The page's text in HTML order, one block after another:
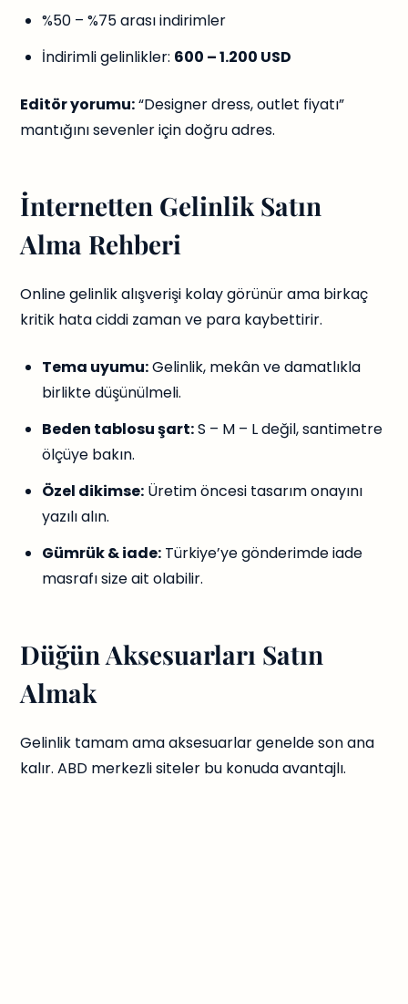
%50 – %75 arası indirimler
İndirimli gelinlikler: 600 – 1.200 USD
Editör yorumu:“Designer dress, outlet fiyatı”
mantığını sevenler için doğru adres.
İnternetten Gelinlik Satın
Alma Rehberi
Online gelinlik alışverişi kolay görünür ama birkaç
kritik hata ciddi zaman ve para kaybettirir.
Tema uyumu:Gelinlik, mekân ve damatlıkla
birlikte düşünülmeli.
Beden tablosu şart:S – M – L değil, santimetre
ölçüye bakın.
Özel dikimse: Üretim öncesi tasarım onayını
yazılı alın.
Gümrük & iade: Türkiye’ye gönderimde iade
masrafı size ait olabilir.
Düğün Aksesuarları Satın
Almak
Gelinlik tamam ama aksesuarlar genelde son ana
kalır. ABD merkezli siteler bu konuda avantajlı.